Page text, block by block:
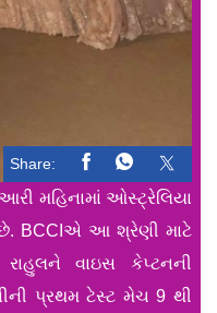
Share:
મહિનામાં ઓસ્ટ્રેલિયા
છે. BCCIએ આ શ્રેણી માટે
વાઇસ કેપ્ટનની
પ્રથમ ટેસ્ટ મેચ 9 થી